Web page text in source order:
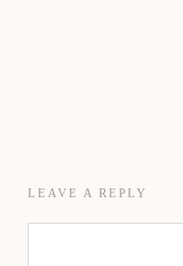
LEAVE A REPLY